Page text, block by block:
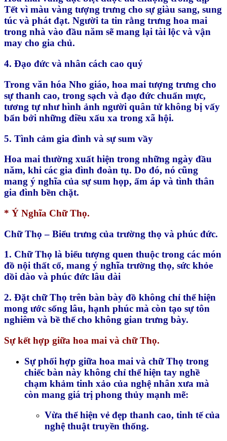
Tết vì màu vàng tượng trưng cho sự giàu sang, sung
túc và phát đạt. Người ta tin rằng trưng hoa mai
trong nhà vào đầu năm sẽ mang lại tài lộc và vận
may cho gia chủ.
4. Đạo đức và nhân cách cao quý
Trong văn hóa Nho giáo, hoa mai tượng trưng cho
sự thanh cao, trong sạch và đạo đức chuẩn mực,
tương tự như hình ảnh người quân tử không bị vấy
bẩn bởi những điều xấu xa trong xã hội.
5. Tình cảm gia đình và sự sum vầy
Hoa mai thường xuất hiện trong những ngày đầu
năm, khi các gia đình đoàn tụ. Do đó, nó cũng
mang ý nghĩa của sự sum họp, ấm áp và tình thân
gia đình bền chặt.
* Ý Nghĩa Chữ Thọ.
Chữ Thọ – Biểu trưng của trường thọ và phúc đức.
1. Chữ Thọ là biểu tượng quen thuộc trong các món
đồ nội thất cổ, mang ý nghĩa trường thọ, sức khỏe
dồi dào và phúc đức lâu dài
2. Đặt chữ Thọ trên bàn bày đồ không chỉ thể hiện
mong ước sống lâu, hạnh phúc mà còn tạo sự tôn
nghiêm và bề thế cho không gian trưng bày.
Sự kết hợp giữa hoa mai và chữ Thọ.
Sự phối hợp giữa hoa mai và chữ Thọ trong
chiếc bàn này không chỉ thể hiện tay nghề
chạm khảm tinh xảo của nghệ nhân xưa mà
còn mang giá trị phong thủy mạnh mẽ:
Vừa thể hiện vẻ đẹp thanh cao, tinh tế của
nghệ thuật truyền thống.